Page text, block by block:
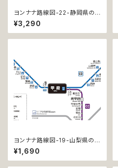
ヨンナナ路線図-22-静岡県の
鉄道 (Shizuoka / デジタル / L
T-NC)
¥3,290
ヨンナナ路線図-19-山梨県の鉄
道 (Yamanashi / デジタル / L
T)
¥1,690